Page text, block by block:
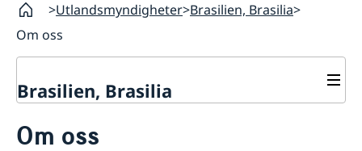
Utlandsmyndigheter Brasilien, Brasilia
Om oss
Brasilien, Brasilia
Ambassadens personal
Aktuellt
Om oss